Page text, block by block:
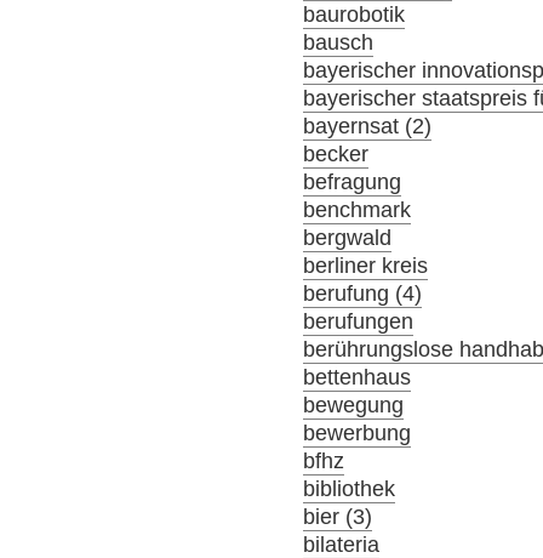
baurobotik
bausch
bayerischer
bayerischer staatspreis
bayernsat (2)
becker
befragung
benchmark
bergwald
berliner kreis
berufung (4)
berufungen
berührungslose
bettenhaus
bewegung
bewerbung
bfhz
bibliothek
bier (3)
bilateria